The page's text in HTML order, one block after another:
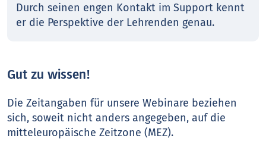
Durch seinen engen Kontakt im Support kennt
er die Perspektive der Lehrenden genau.
Gut zu wissen!
Die Zeitangaben für unsere Webinare beziehen
sich, soweit nicht anders angegeben, auf die
mitteleuropäische Zeitzone (MEZ).